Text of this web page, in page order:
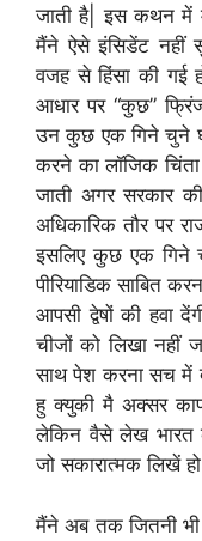
जाती है| इस कथन में
मैंने ऐसे इंसिडेंट नहीं
वजह से हिंसा की गई
आधार पर “कुछ”
उन कुछ एक गिने चुने
करने का लॉजिक
जाती अगर सरकार
अधिकारिक तौर पर
इसलिए कुछ एक
पीरियाडिक साबित
आपसी द्वेषों की हवा
चीजों को लिखा
साथ पेश करना सच में
हु क्युकी मै अक्सर
लेकिन वैसे लेख भारत
जो सकारात्मक लिखें हो|
मैंने अब तक जितनी भी